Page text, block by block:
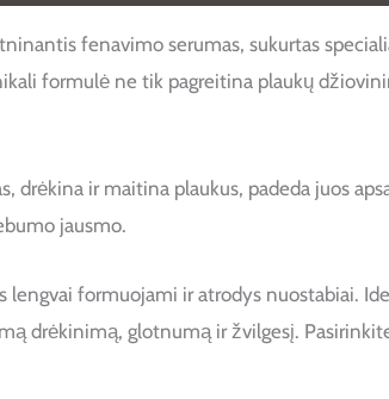
fenavimo serumas, sukurtas
formulė ne tik pagreitina plaukų
drėkina ir maitina plaukus, padeda juos
jausmo.
lengvai formuojami ir atrodys nuostabiai.
drėkinimą, glotnumą ir žvilgesį.